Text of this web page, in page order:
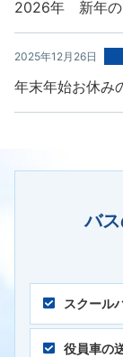
2026年 新年の
2025年12月26日
年末年始お休み
バ
スクール
役員車の